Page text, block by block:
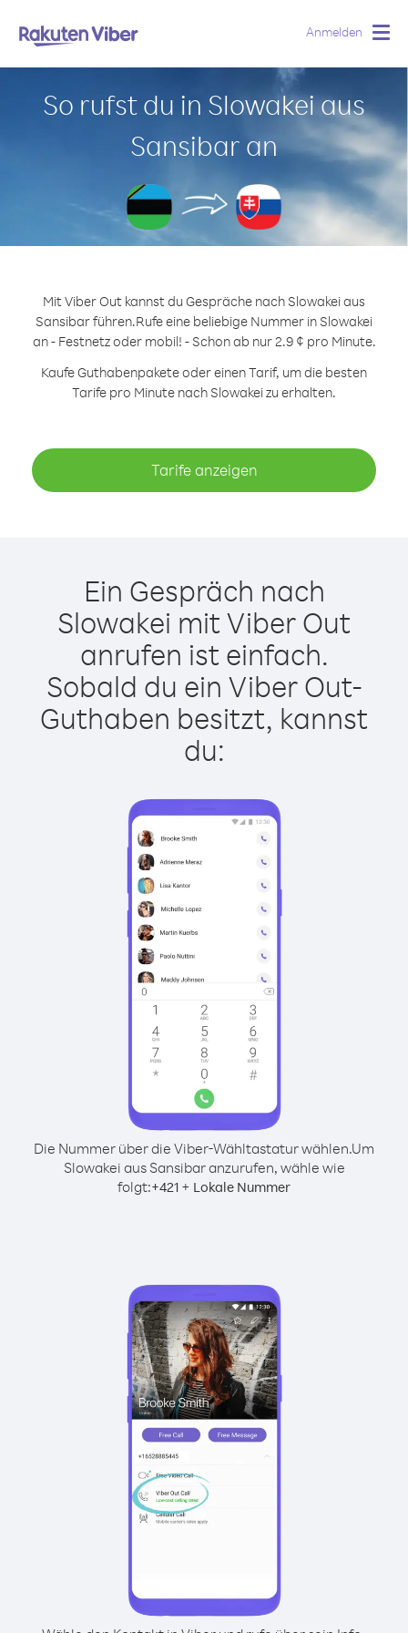
Anmelden
So rufst du in Slowakei aus
Sansibar an
Mit Viber Out kannst du Gespräche nach Slowakei aus
Sansibar führen.Rufe eine beliebige Nummer in Slowakei
an - Festnetz oder mobil! - Schon ab nur 2.9 ¢ pro Minute.
Kaufe Guthabenpakete oder einen Tarif, um die besten
Tarife pro Minute nach Slowakei zu erhalten.
Tarife anzeigen
Ein Gespräch nach
Slowakei mit Viber Out
anrufen ist einfach.
Sobald du ein Viber Out-
Guthaben besitzt, kannst
du:
Die Nummer über die Viber-Wähltastatur wählen.Um
Slowakei aus Sansibar anzurufen, wähle wie
folgt:+421 + Lokale Nummer